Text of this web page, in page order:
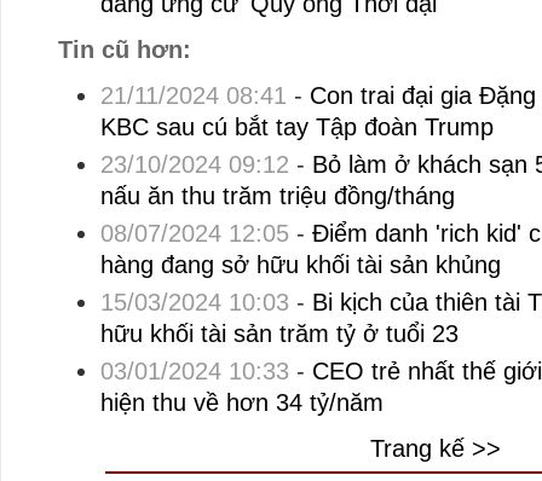
Tin cũ hơn:
21/11/2024 08:41 - Con trai đại gia
KBC sau cú bắt tay Tập đoàn Trump
23/10/2024 09:12 - Bỏ làm ở khách sạn
nấu ăn thu trăm triệu đồng/tháng
08/07/2024 12:05- Điểm danh 'rich kid'
hàng đang sở hữu khối tài sản khủng
15/03/2024 10:03 - Bi kịch của thiên tài
hữu khối tài sản trăm tỷ ở tuổi 23
03/01/2024 10:33 - CEO trẻ nhất thế
hiện thu về hơn 34 tỷ/năm
Trang kế >>